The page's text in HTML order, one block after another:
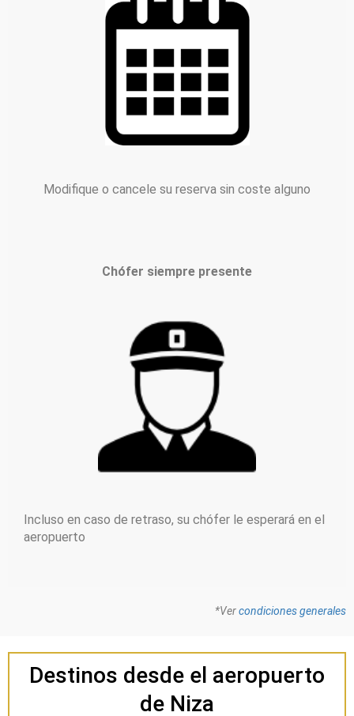
Modifique o cancele su reserva sin coste alguno
Chófer siempre presente
Incluso en caso de retraso, su chófer le esperará en el
aeropuerto
*Vercondiciones generales
Destinos desde el aeropuerto
de Niza